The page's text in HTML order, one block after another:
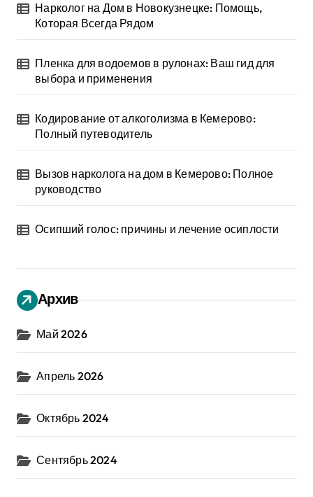
Нарколог на Дом в Новокузнецке: Помощь,
Которая Всегда Рядом
Пленка для водоемов в рулонах: Ваш гид для
выбора и применения
Кодирование от алкоголизма в Кемерово:
Полный путеводитель
Вызов нарколога на дом в Кемерово: Полное
руководство
Осипший голос: причины и лечение осиплости
Архив
Май 2026
Апрель 2026
Октябрь 2024
Сентябрь 2024